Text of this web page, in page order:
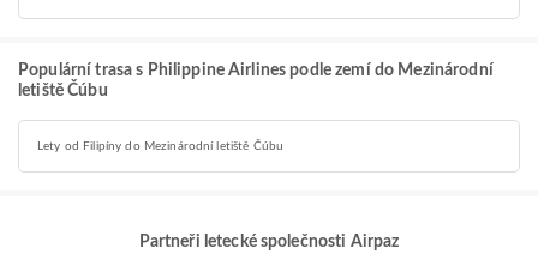
Populární trasa s Philippine Airlines podle zemí do Mezinárodní
letiště Čúbu
Lety od Filipíny do Mezinárodní letiště Čúbu
Partneři letecké společnosti Airpaz